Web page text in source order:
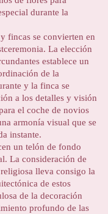
durante la
fincas se convierten en
La elección
establece un
de la
y la finca se
a los detalles y visión
el coche de novios
armonía visual que se
instante.
un telón de fondo
La consideración de
lleva consigo la
de estos
de la decoración
profundo de las